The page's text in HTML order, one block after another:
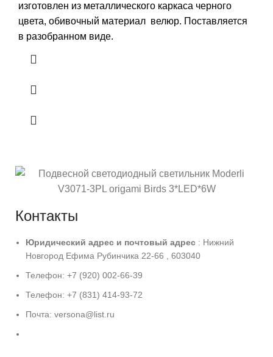
изготовлен из металлического каркаса черного
цвета, обивочный материал велюр. Поставляется
в разобранном виде.
Контакты
Юридический адрес и почтовый адрес : Нижний
Новгород Ефима Рубинчика 22-66 , 603040
Телефон: +7 (920) 002-66-39
Телефон: +7 (831) 414-93-72
Почта: versona@list.ru